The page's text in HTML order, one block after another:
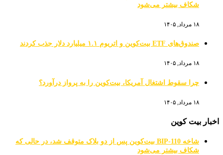
شکاف بیشتر می‌شود
۱۸ مرداد, ۱۴۰۵
صندوق‌های ETF بیت‌کوین و اتریوم ۱.۱ میلیارد دلار جذب کردند
۱۸ مرداد, ۱۴۰۵
چرا سقوط اشتغال آمریکا، بیت‌کوین را به پرواز درآورد؟
۱۸ مرداد, ۱۴۰۵
اخبار بیت کوین
شاخه BIP-110 بیت‌کوین پس از دو بلاک متوقف شد، در حالی که
شکاف بیشتر می‌شود